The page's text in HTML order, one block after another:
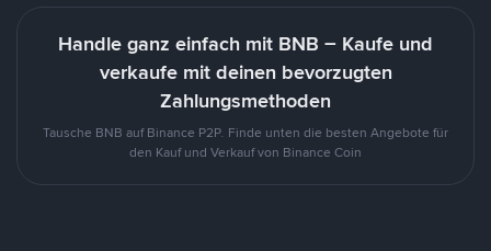
Handle ganz einfach mit BNB – Kaufe und
verkaufe mit deinen bevorzugten
Zahlungsmethoden
Tausche BNB auf Binance P2P. Finde unten die besten Angebote für
den Kauf und Verkauf von Binance Coin